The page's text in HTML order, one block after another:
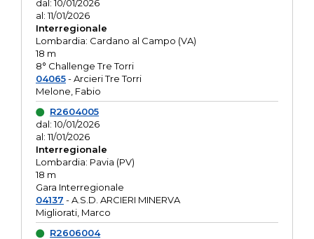
dal: 10/01/2026
al: 11/01/2026
Interregionale
Lombardia: Cardano al Campo (VA)
18 m
8° Challenge Tre Torri
04065- Arcieri Tre Torri
Melone, Fabio
R2604005
dal: 10/01/2026
al: 11/01/2026
Interregionale
Lombardia: Pavia (PV)
18 m
Gara Interregionale
04137 - A.S.D. ARCIERI MINERVA
Migliorati, Marco
R2606004